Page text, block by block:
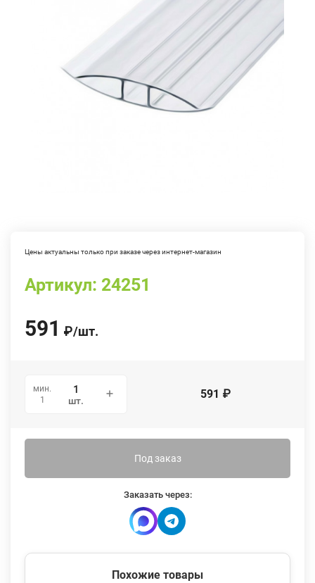
Цены актуальны только при заказе через интернет-магазин
Артикул: 24251
591 ₽/шт.
мин.
1
шт. 591 ₽
Под заказ
Заказать через:
Похожие товары